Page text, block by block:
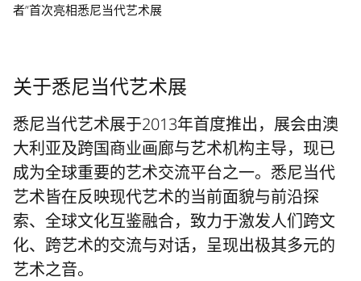
者”首次亮相悉尼当代艺术展
关于悉尼当代艺术展
悉尼当代艺术展于2013年首度推出，展会由澳
大利亚及跨国商业画廊与艺术机构主导，现已
成为全球重要的艺术交流平台之一。悉尼当代
艺术皆在反映现代艺术的当前面貌与前沿探
索、全球文化互鉴融合，致力于激发人们跨文
化、跨艺术的交流与对话，呈现出极其多元的
艺术之音。